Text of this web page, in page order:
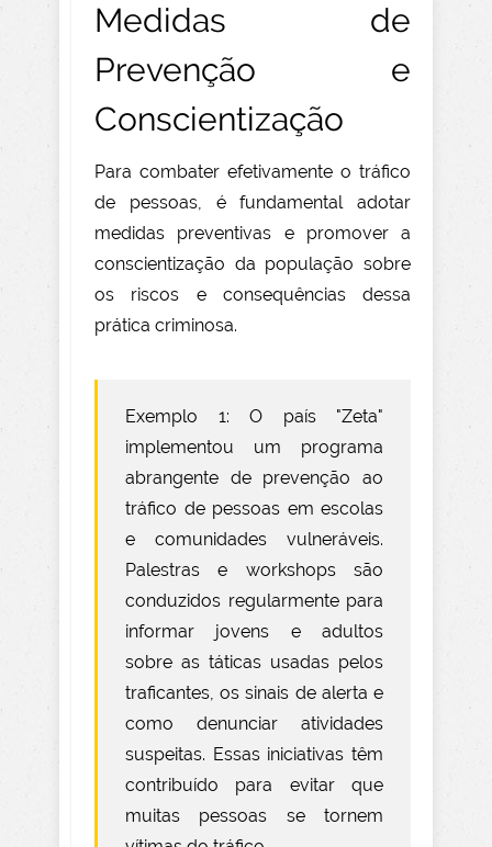
Medidas de
Prevenção e
Conscientização
Para combater efetivamente o tráfico
de pessoas, é fundamental adotar
medidas preventivas e promover a
conscientização da população sobre
os riscos e consequências dessa
prática criminosa.
Exemplo 1: O país "Zeta"
implementou um programa
abrangente de prevenção ao
tráfico de pessoas em escolas
e comunidades vulneráveis.
Palestras e workshops são
conduzidos regularmente para
informar jovens e adultos
sobre as táticas usadas pelos
traficantes, os sinais de alerta e
como denunciar atividades
suspeitas. Essas iniciativas têm
contribuído para evitar que
muitas pessoas se tornem